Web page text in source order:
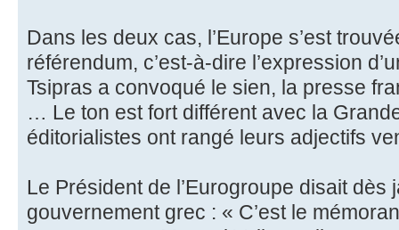
Dans les deux cas, l’Europe s’est
référendum, c’est-à-dire l’expression
Tsipras a convoqué le sien, la presse
… Le ton est fort différent avec la
éditorialistes ont rangé leurs adjectifs
Le Président de l’Eurogroupe disait
gouvernement grec : « C’est le